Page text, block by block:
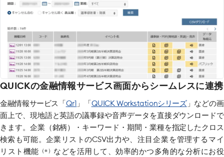
QUICKの金融情報サービス画面からシームレスに連携
金融情報サービス「Qr1 」「QUICK Workstationシリーズ」 などの画
面上で、現地語と英語の議事録や音声データを直接ダウンロードで
きます。企業（銘柄）・キーワード・期間・業種を指定したクロス
検索も可能。企業リストのCSV出力や、 注目企業を管理するマイ
リスト機能 （※） などを活用して、効率的かつ多角的な分析にお役